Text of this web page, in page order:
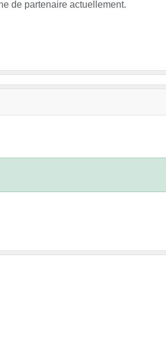
de partenaire actuellement.